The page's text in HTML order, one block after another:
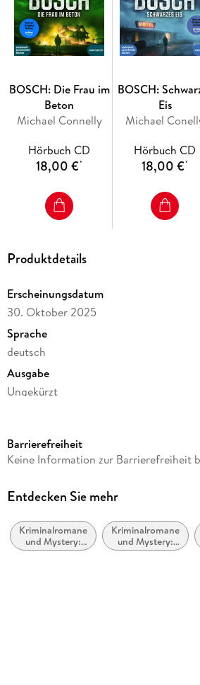
BOSCH: Die Frau im
Beton
Michael Connelly
Hörbuch CD
18,00 €*
BOSCH:
Eis
Michael
Hörbuch CD
18,00 €*
Produktdetails
Erscheinungsdatum
30. Oktober 2025
Sprache
deutsch
Ausgabe
Ungekürzt
Reihe
Autor/Autorin
Übersetzung
Norbert Puszkar
Barrierefreiheit
Keine Information zur Barrierefreiheit
Entdecken Sie mehr
Kriminalromane
und Mystery:
Hard Boiled,
Kriminalromane
und Mystery:
Polizeiarbeit &